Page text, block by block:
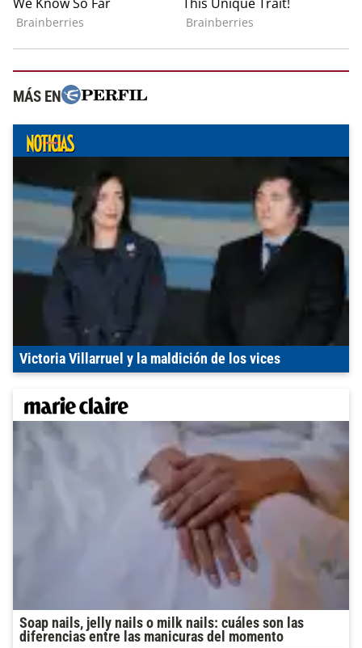
MÁS EN
Victoria Villarruel y la maldición de los vices
Soap nails, jelly nails o milk nails: cuáles son las
diferencias entre las manicuras del momento